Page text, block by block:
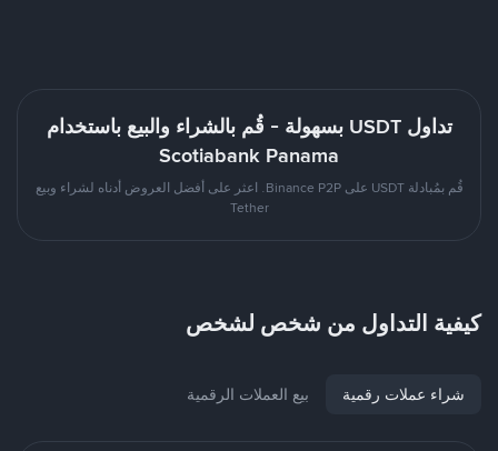
تداول USDT بسهولة - قُم بالشراء والبيع باستخدام
Scotiabank Panama
قُم بمُبادلة USDT على Binance P2P. اعثر على أفضل العروض أدناه لشراء وبيع
Tether
كيفية التداول من شخص لشخص
شراء عملات رقمية بيع العملات الرقمية